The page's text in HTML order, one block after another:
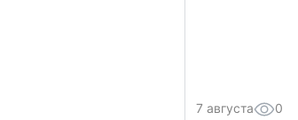
7 августа 0